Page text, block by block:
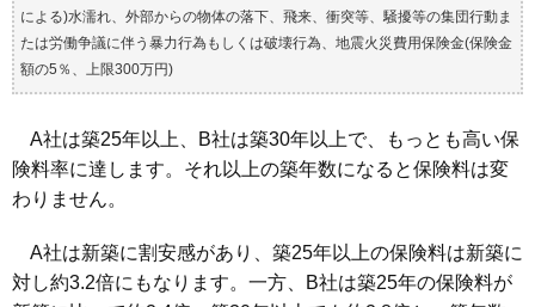
による)水濡れ、外部からの物体の落下、飛来、衝突等、騒擾等の集団行動ま
たは労働争議に伴う暴力行為もしくは破壊行為、地震火災費用保険金(保険金
額の5％、上限300万円)
A社は築25年以上、B社は築30年以上で、もっとも高い保
険料率に達します。それ以上の築年数になると保険料は変
わりません。
A社は新築に割安感があり、築25年以上の保険料は新築に
対し約3.2倍にもなります。一方、B社は築25年の保険料が